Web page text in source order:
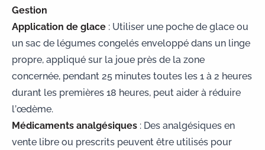
Gestion
Application de glace : Utiliser une poche de glace ou
un sac de légumes congelés enveloppé dans un linge
propre, appliqué sur la joue près de la zone
concernée, pendant 25 minutes toutes les 1 à 2 heures
durant les premières 18 heures, peut aider à réduire
l’œdème.
Médicaments analgésiques : Des analgésiques en
vente libre ou prescrits peuvent être utilisés pour